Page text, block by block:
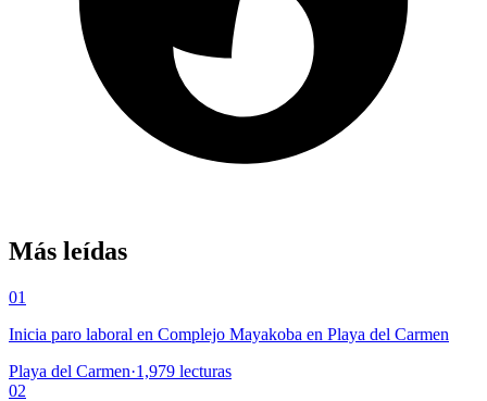
Más leídas
01
Inicia paro laboral en Complejo Mayakoba en Playa del Carmen
Playa del Carmen·1,979 lecturas
02